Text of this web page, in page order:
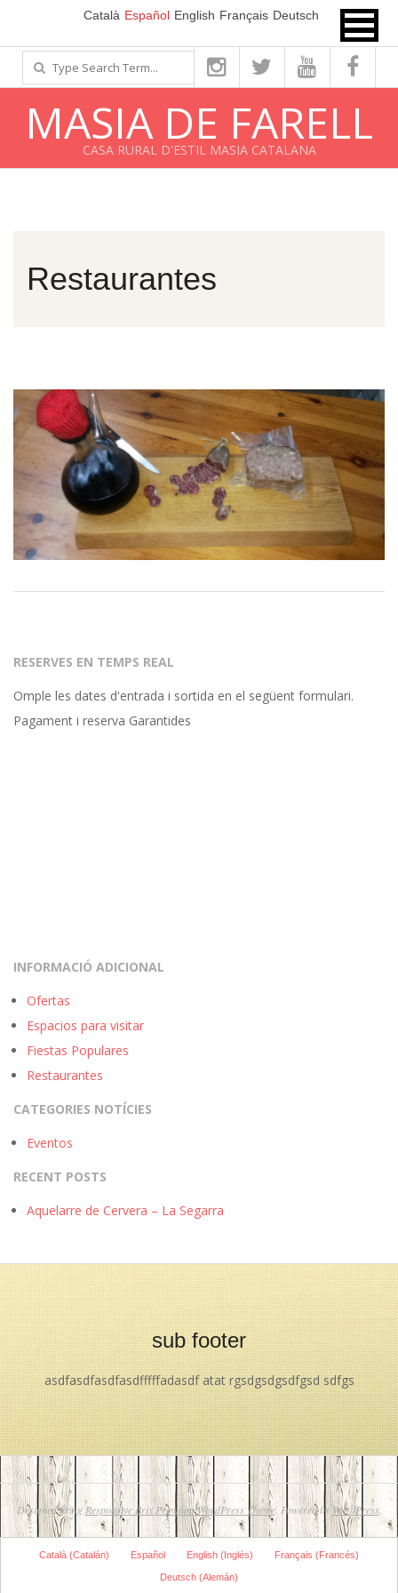
contenido
Català Español English Français Deutsch
Search
MASIA DE FARELL
CASA RURAL D'ESTIL MASIA CATALANA
Restaurantes
R
e
s
t
a
r
a
RESERVES EN TEMPS REAL
Omple les dates d'entrada i sortida en el següent formulari.
Pagament i reserva Garantides
INFORMACIÓ ADICIONAL
Ofertas
Espacios para visitar
Fiestas Populares
Restaurantes
CATEGORIES NOTÍCIES
Eventos
RECENT POSTS
Aquelarre de Cervera – La Segarra
sub footer
asdfasdfasdfasdfffffadasdf atat rgsdgsdgsdfgsd sdfgs
Designed usingResponsive Brix Premium WordPress Theme. Powered byWordPress.
Català (Catalán) Español English (Inglés) Français (Francés)
Deutsch (Alemán)